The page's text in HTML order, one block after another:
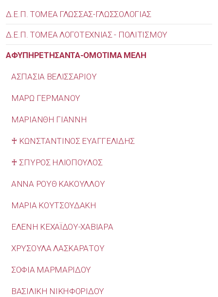
Δ.Ε.Π. ΤΟΜΕΑ ΓΛΩΣΣΑΣ-ΓΛΩΣΣΟΛΟΓΙΑΣ
Δ.Ε.Π. ΤΟΜΕΑ ΛΟΓΟΤΕΧΝΙΑΣ - ΠΟΛΙΤΙΣΜΟΥ
ΑΦΥΠΗΡΕΤΗΣΑΝΤΑ-ΟΜΟΤΙΜΑ ΜΕΛΗ
ΑΣΠΑΣΙΑ ΒΕΛΙΣΣΑΡΙΟΥ
ΜΑΡΩ ΓΕΡΜΑΝΟΥ
ΜΑΡΙΑΝΘΗ ΓΙΑΝΝΗ
♰ ΚΩΝΣΤΑΝΤΙΝΟΣ ΕΥΑΓΓΕΛΙΔΗΣ
♰ ΣΠΥΡΟΣ ΗΛΙΟΠΟΥΛΟΣ
ΑΝΝΑ ΡΟΥΘ ΚΑΚΟΥΛΛΟΥ
ΜΑΡΙΑ ΚΟΥΤΣΟΥΔΑΚΗ
ΕΛΕΝΗ ΚΕΧΑΪΔΟΥ-ΧΑΒΙΑΡΑ
ΧΡΥΣΟΥΛΑ ΛΑΣΚΑΡΑΤΟΥ
ΣΟΦΙΑ ΜΑΡΜΑΡΙΔΟΥ
ΒΑΣΙΛΙΚΗ ΝΙΚΗΦΟΡΙΔΟΥ